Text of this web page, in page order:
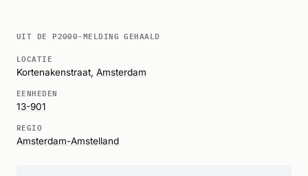
UIT DE P2000-MELDING GEHAALD
LOCATIE
Kortenakenstraat, Amsterdam
EENHEDEN
13-901
REGIO
Amsterdam-Amstelland